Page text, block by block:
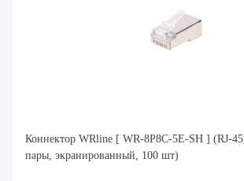
Коннектор WRline [ WR-8P8C-5E-SH ] (RJ-
пары, экранированный, 100 шт)